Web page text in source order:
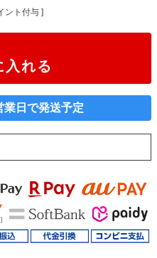
ント付与 ]
入れる
業日で発送予定